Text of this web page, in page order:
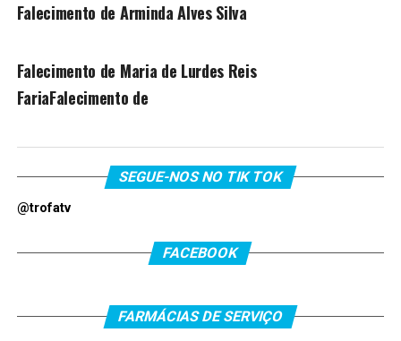
Falecimento de Arminda Alves Silva
Falecimento de Maria de Lurdes Reis
FariaFalecimento de
SEGUE-NOS NO TIK TOK
@trofatv
FACEBOOK
FARMÁCIAS DE SERVIÇO